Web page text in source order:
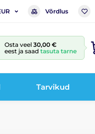
Võrdlus
Osta veel 30,00 €
eest ja saad tasuta tarne
Tarvikud